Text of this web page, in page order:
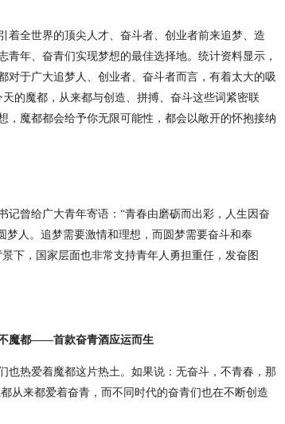
全世界的顶尖人才、奋斗者、创业者前来追梦、造
青年、奋青们实现梦想的最佳选择地。统计资料显示，
对于广大追梦人、创业者、奋斗者而言，有着太大的吸
的魔都，从来都与创造、拼搏、奋斗这些词紧密联
，魔都都会给予你无限可能性，都会以敞开的怀抱接纳
曾给广大青年寄语：“青春由磨砺而出彩，人生因奋
梦人。追梦需要激情和理想，而圆梦需要奋斗和奉
下，国家层面也非常支持青年人勇担重任，发奋图
魔都——首款奋青酒应运而生
热爱着魔都这片热土。如果说：无奋斗，不青春，那
从来都爱着奋青，而不同时代的奋青们也在不断创造